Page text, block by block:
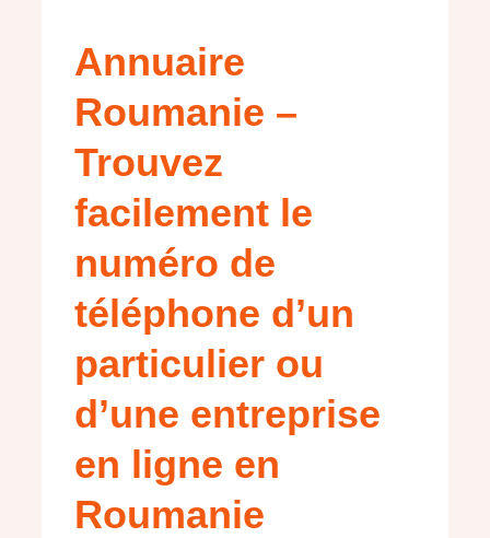
Annuaire
Roumanie –
Trouvez
facilement le
numéro de
téléphone d’un
particulier ou
d’une entreprise
en ligne en
Roumanie